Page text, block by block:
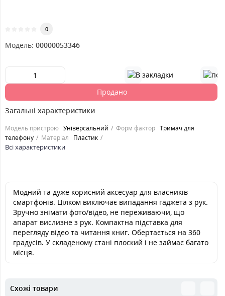
0
Модель: 00000053346
Продано
Загальні характеристики
Модель пристрою Універсальний Форм фактор Тримач для
телефону
Матеріал Пластик
Всі характеристики
Модний та дуже корисний аксесуар для власників
смартфонів. Цілком виключає випадання гаджета з рук.
Зручно знімати фото/відео, не переживаючи, що
апарат вислизне з рук. Компактна підставка для
перегляду відео та читання книг. Обертається на 360
градусів. У складеному стані плоский і не займає багато
місця.
Схожі товари